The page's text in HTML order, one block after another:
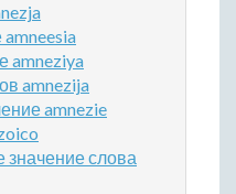
amneesia
amneziya
amnezija
amnezie
слова